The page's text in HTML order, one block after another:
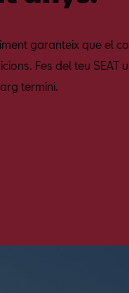
garanteix que el
Fes del teu SEAT
termini.